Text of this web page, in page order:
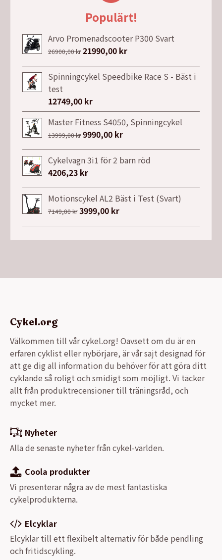
Populärt!
Arvo Promenadscooter P300 Svart
26900,00kr Det
priset
26900,00 kr.
21990,00 krDet
priset
Spinningcykel Speedbike Race S - Bäst i
test
12749,00 kr
Master Fitness S4050, Spinningcykel
13999,00kr Det
priset
var:
9990,00 krDet
priset
Cykelvagn 3i1 för 2 barn röd
4206,23 kr
Motionscykel AL2 Bäst i Test (Svart)
7149,00kr Det
3999,00 krDet
Cykel.org
Välkommen till vår cykel.org! Oavsett om du är en
erfaren cyklist eller nybörjare, är vår sajt designad för
att ge dig all information du behöver för att göra ditt
cyklande så roligt och smidigt som möjligt. Vi täcker
allt från produktrecensioner till träningsråd, och
mycket mer.
Nyheter
Alla de senaste nyheter från cykel-världen.
Coola produkter
Vi presenterar några av de mest fantastiska
cykelprodukterna.
Elcyklar
Elcyklar till ett flexibelt alternativ för både pendling
och fritidscykling.